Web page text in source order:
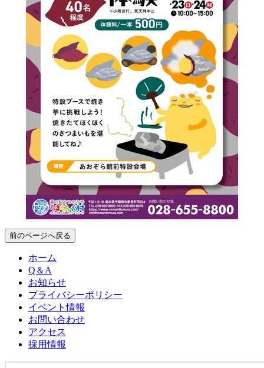
前のページへ戻る
ホーム
Q＆A
お知らせ
プライバシーポリシー
イベント情報
お問い合わせ
アクセス
採用情報